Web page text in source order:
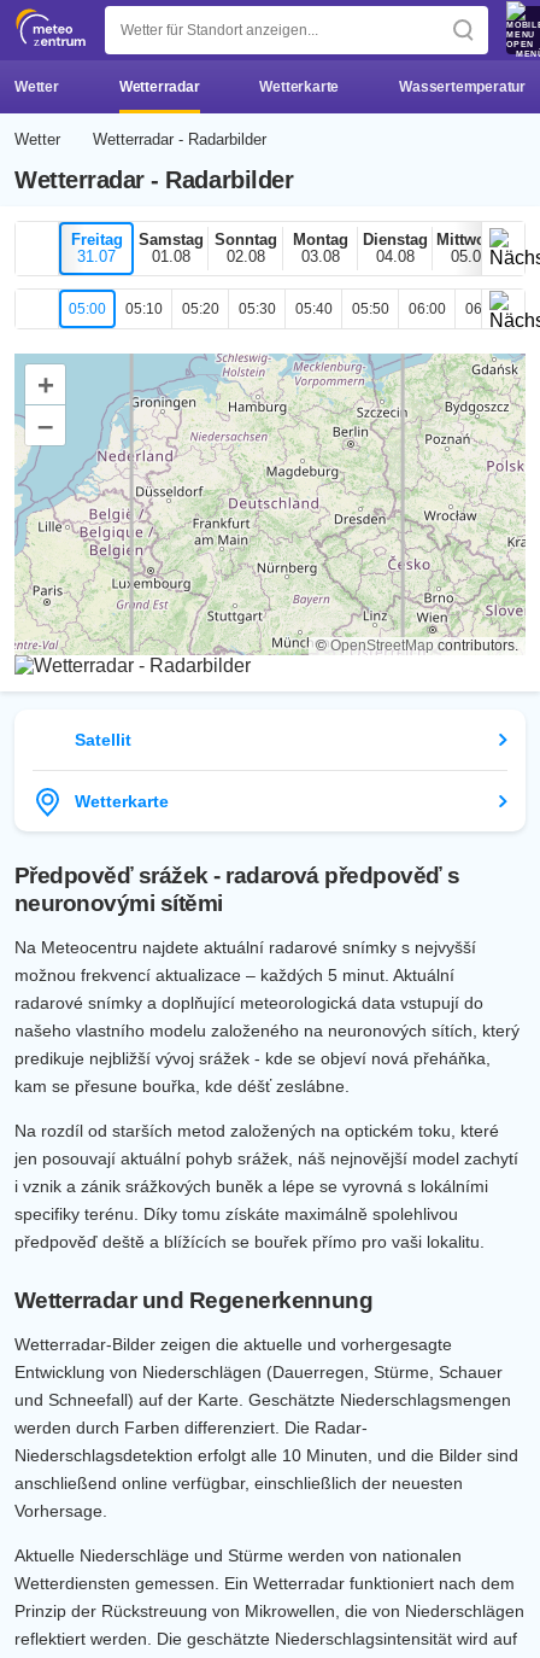
z
Wetter Wetterradar Wetterkarte Wassertemperatur
Wetter Wetterradar - Radarbilder
Wetterradar - Radarbilder
Freitag
31.07
Samstag
01.08
Sonntag
02.08
Montag
03.08
Dienstag
04.08
Mittwoch
05.08
05:00 05:10 05:20 05:30 05:40 05:50 06:00 06:10
+
–
©OpenStreetMap contributors.
Satellit
Wetterkarte
Předpověď srážek - radarová předpověď s
neuronovými sítěmi
Na Meteocentru najdete aktuální radarové snímky s nejvyšší
možnou frekvencí aktualizace – každých 5 minut. Aktuální
radarové snímky a doplňující meteorologická data vstupují do
našeho vlastního modelu založeného na neuronových sítích, který
predikuje nejbližší vývoj srážek - kde se objeví nová přeháňka,
kam se přesune bouřka, kde déšť zeslábne.
Na rozdíl od starších metod založených na optickém toku, které
jen posouvají aktuální pohyb srážek, náš nejnovější model zachytí
i vznik a zánik srážkových buněk a lépe se vyrovná s lokálními
specifiky terénu. Díky tomu získáte maximálně spolehlivou
předpověď deště a blížících se bouřek přímo pro vaši lokalitu.
Wetterradar und Regenerkennung
Wetterradar-Bilder zeigen die aktuelle und vorhergesagte
Entwicklung von Niederschlägen (Dauerregen, Stürme, Schauer
und Schneefall) auf der Karte. Geschätzte Niederschlagsmengen
werden durch Farben differenziert. Die Radar-
Niederschlagsdetektion erfolgt alle 10 Minuten, und die Bilder sind
anschließend online verfügbar, einschließlich der neuesten
Vorhersage.
Aktuelle Niederschläge und Stürme werden von nationalen
Wetterdiensten gemessen. Ein Wetterradar funktioniert nach dem
Prinzip der Rückstreuung von Mikrowellen, die von Niederschlägen
reflektiert werden. Die geschätzte Niederschlagsintensität wird auf